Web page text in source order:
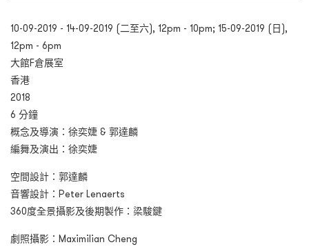
10-09-2019 - 14-09-2019 (二至六), 12pm - 10pm; 15-09-2019 (日),
12pm - 6pm
大館F倉展室
香港
2018
6 分鐘
概念及導演：徐奕婕 & 郭達麟
編舞及演出：徐奕婕
空間設計：郭達麟
音響設計：Peter Lenaerts
360度全景攝影及後期製作：梁駿鍵
劇照攝影：Maximilian Cheng